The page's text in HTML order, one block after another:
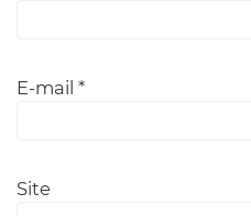
E-mail *
Site